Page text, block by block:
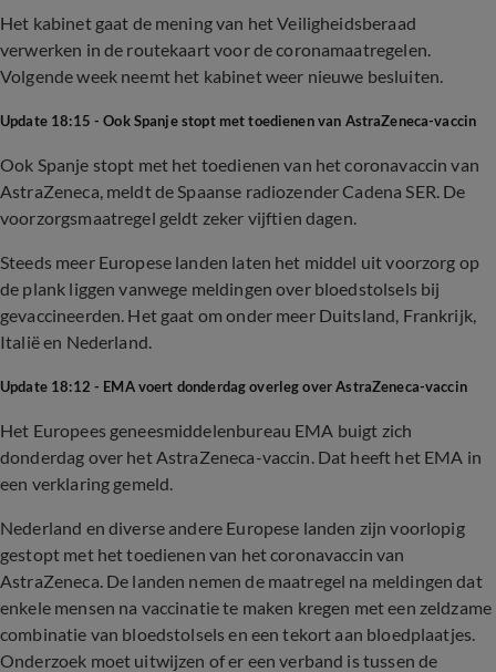
Het kabinet gaat de mening van het Veiligheidsberaad
verwerken in de routekaart voor de coronamaatregelen.
Volgende week neemt het kabinet weer nieuwe besluiten.
Update 18:15 - Ook Spanje stopt met toedienen van AstraZeneca-vaccin
Ook Spanje stopt met het toedienen van het coronavaccin van
AstraZeneca, meldt de Spaanse radiozender Cadena SER. De
voorzorgsmaatregel geldt zeker vijftien dagen.
Steeds meer Europese landen laten het middel uit voorzorg op
de plank liggen vanwege meldingen over bloedstolsels bij
gevaccineerden. Het gaat om onder meer Duitsland, Frankrijk,
Italië en Nederland.
Update 18:12 - EMA voert donderdag overleg over AstraZeneca-vaccin
Het Europees geneesmiddelenbureau EMA buigt zich
donderdag over het AstraZeneca-vaccin. Dat heeft het EMA in
een verklaring gemeld.
Nederland en diverse andere Europese landen zijn voorlopig
gestopt met het toedienen van het coronavaccin van
AstraZeneca. De landen nemen de maatregel na meldingen dat
enkele mensen na vaccinatie te maken kregen met een zeldzame
combinatie van bloedstolsels en een tekort aan bloedplaatjes.
Onderzoek moet uitwijzen of er een verband is tussen de